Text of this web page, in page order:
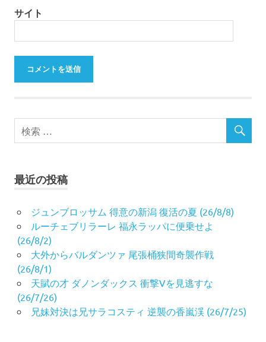
サイト
最近の投稿
ジュンブロッサム 得意の新潟 復活の夏 (26/8/8)
ルーチェブリラーレ 福永ラッパに便乗せよ
(26/8/2)
大外からバルダンツァ 尾張桶狭間奇襲作戦
(26/8/1)
天賦の才 ダノンダックス 衝撃Vを見逃すな
(26/7/26)
兄妹対決は兄サラコスティ 逆襲の香嵐渓 (26/7/25)